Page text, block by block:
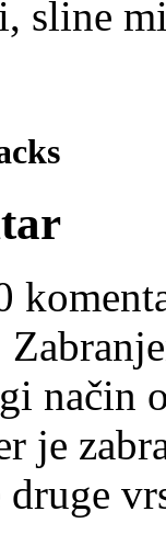
sline
način
je